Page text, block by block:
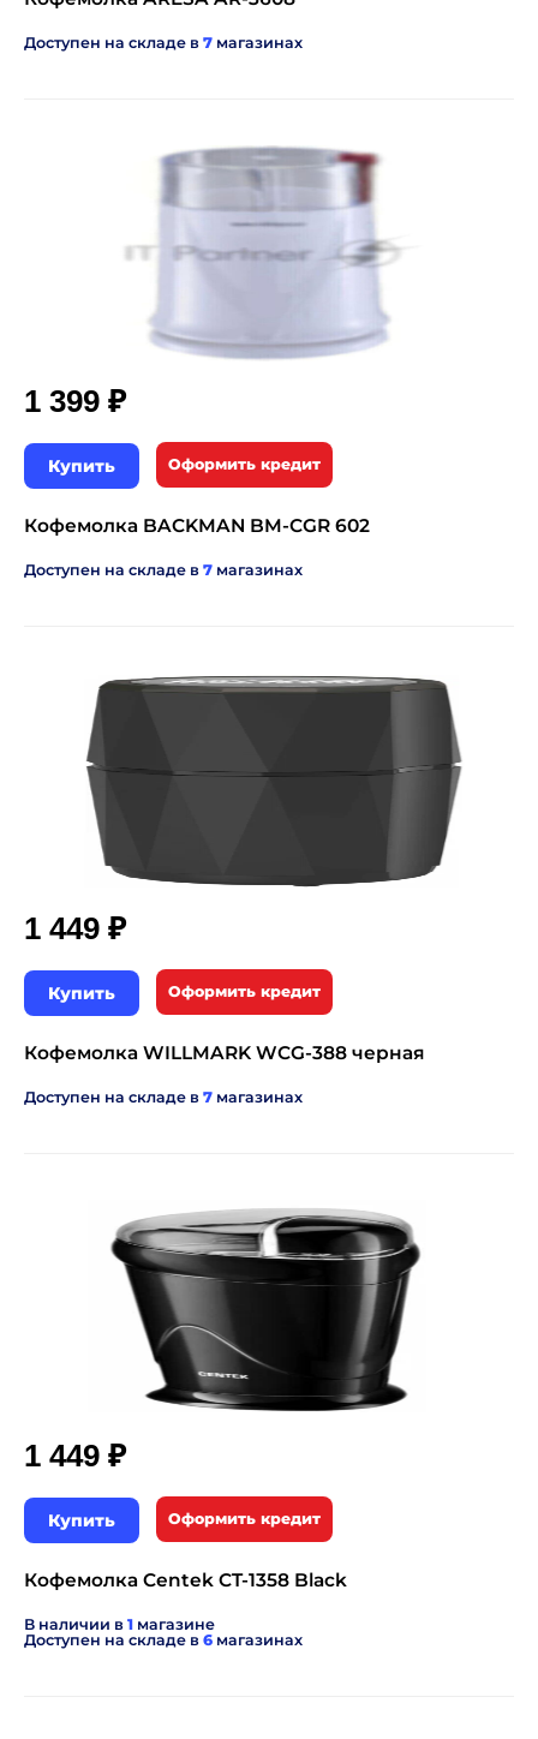
Доступен на складе в 7 магазинах
1 399 ₽
Купить Оформить кредит
Кофемолка BACKMAN BM-CGR 602
Доступен на складе в 7 магазинах
1 449 ₽
Купить Оформить кредит
Кофемолка WILLMARK WCG-388 черная
Доступен на складе в 7 магазинах
1 449 ₽
Купить Оформить кредит
Кофемолка Centek CT-1358 Black
В наличии в 1 магазине
Доступен на складе в 6 магазинах